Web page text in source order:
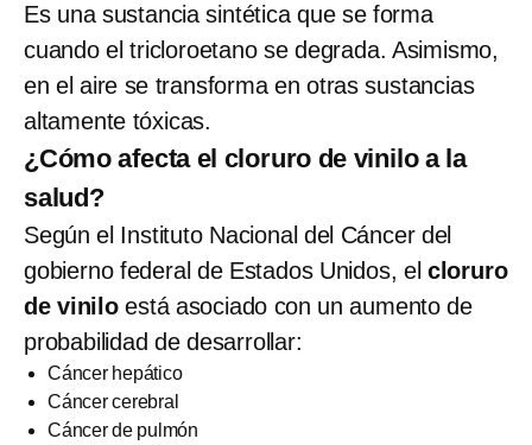
Es una sustancia sintética que se forma
cuando el tricloroetano se degrada. Asimismo,
en el aire se transforma en otras sustancias
altamente tóxicas.
¿Cómo afecta el cloruro de vinilo a la
salud?
Según el Instituto Nacional del Cáncer del
gobierno federal de Estados Unidos, el cloruro
de viniloestá asociado con un aumento de
probabilidad de desarrollar:
Cáncer hepático
Cáncer cerebral
Cáncer de pulmón